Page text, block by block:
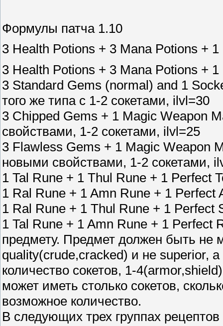
Формулы патча 1.10
3 Health Potions + 3 Mana Potions +
3 Health Potions + 3 Mana Potions +
3 Standard Gems (normal) and 1
того же типа с 1-2 сокетами, ilvl=30
3 Chipped Gems + 1 Magic Weapon
свойствами, 1-2 сокетами, ilvl=25
3 Flawless Gems + 1 Magic Weapon
новыми свойствами, 1-2 сокетами,
1 Tal Rune + 1 Thul Rune + 1 Perfect
1 Ral Rune + 1 Amn Rune + 1 Perfect
1 Ral Rune + 1 Thul Rune + 1 Perfect
1 Tal Rune + 1 Amn Rune + 1 Perfect
предмету. Предмет должен быть не
quality(crude,cracked) и не superior,
количество сокетов, 1-
может иметь столько сокетов,
возможное количество.
В следующих трех группах